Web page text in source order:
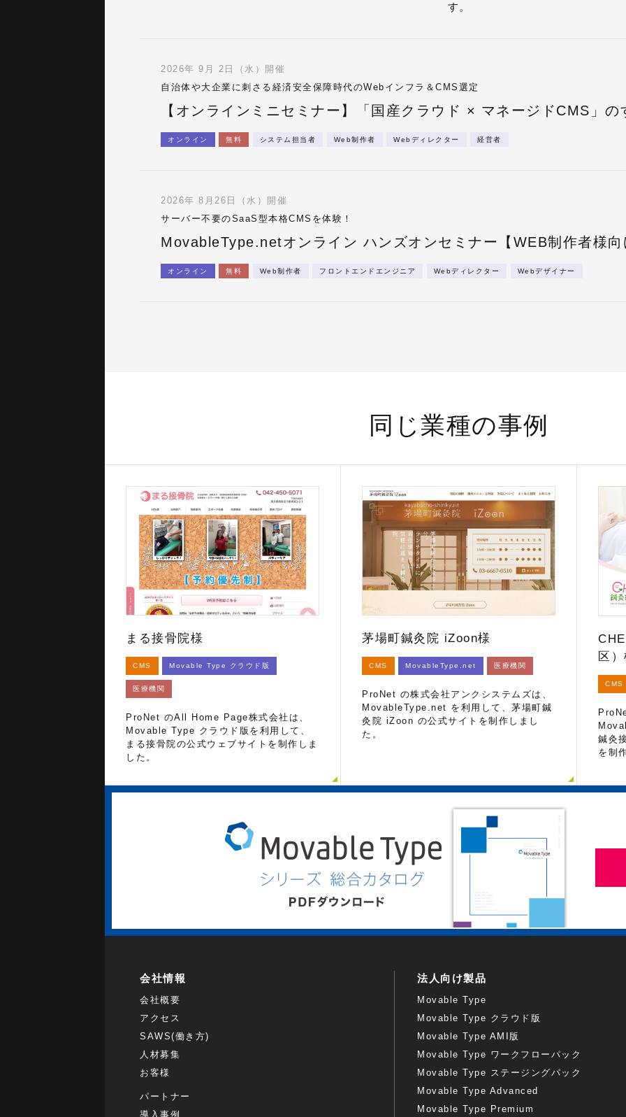
す。
2026年 9月 2日（水）開催
自治体や大企業に刺さる経済安全保障時代のWebインフラ＆CMS選定
【オンラインミニセミナー】「国産クラウド × マネージドCMS」の
オンライン 無料 システム担当者 Web制作者 Webディレクター 経営者
2026年 8月26日（水）開催
サーバー不要のSaaS型本格CMSを体験！
MovableType.netオンライン ハンズオンセミナー【WEB制作者様向
オンライン 無料 Web制作者 フロントエンドエンジニア Webディレクター Webデザイナー
同じ業種の事例
まる接骨院様
CMS Movable Type クラウド版
医療機関
ProNet のAll Home Page株式会社は、
Movable Type クラウド版を利用して、
まる接骨院の公式ウェブサイトを制作しま
した。
茅場町鍼灸院 iZoon様
CMS MovableType.net 医療機関
ProNet の株式会社アンクシステムズは、
MovableType.net を利用して、茅場町鍼
灸院 iZoon の公式サイトを制作しまし
た。
区
CMS
鍼灸
を制
会社情報
会社概要
アクセス
SAWS(働き方)
人材募集
お客様
パートナー
導入事例
法人向け製品
Movable Type
Movable Type クラウド版
Movable Type AMI版
Movable Type ワークフローパック
Movable Type ステージングパック
Movable Type Advanced
Movable Type Premium